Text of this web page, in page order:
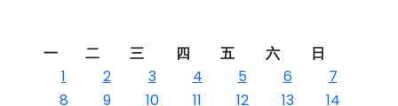
一 二 三 四 五 六 日
1 2 3 4 5 6
7
8
9 10 11 12 13 14